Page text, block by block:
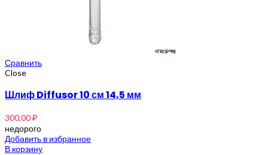
Сравнить
Close
Шлиф Diffusor 10 см 14,5 мм
300,00₽
недорого
Добавить в избранное
В корзину